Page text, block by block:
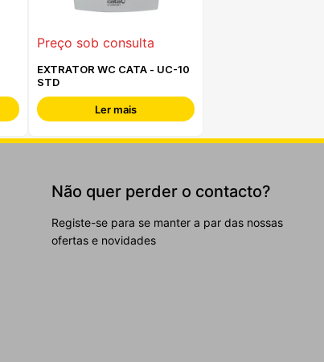
Preço sob consulta
EXTRATOR WC CATA - UC-10
STD
Ler mais
Não quer perder o contacto?
Registe-se para se manter a par das nossas
ofertas e novidades